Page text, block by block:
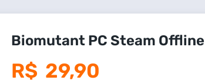
Biomutant PC Steam Offline
R$ 29,90